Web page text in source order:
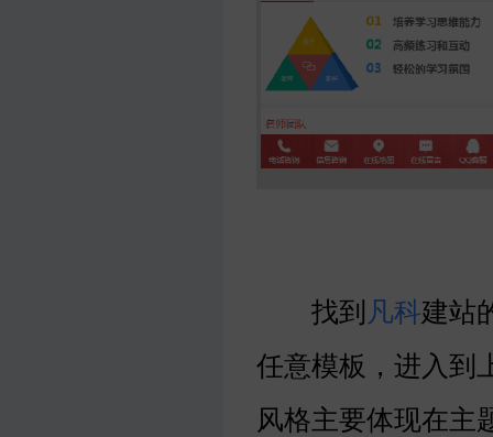
找到 凡科建站
任意模板，进入到
风格主要体现在主